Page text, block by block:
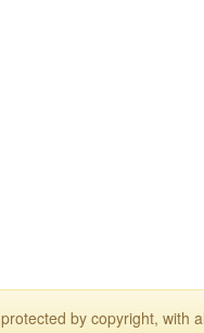
by copyright, with